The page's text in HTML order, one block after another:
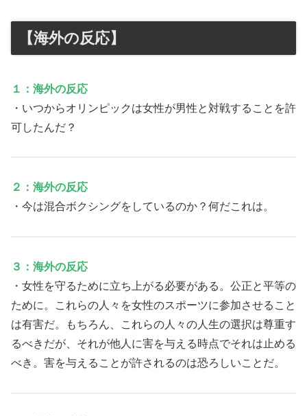
【海外の反応】
１：海外の反応
・いつからオリンピックは女性が男性と対戦することを許
可したんだ？
２：海外の反応
・今は混合ボクシングをしているのか？何だこれは。
３：海外の反応
・女性を守るために立ち上がる必要がある。公正と平等の
ために。これらの人々を女性のスポーツに参加させること
は有害だ。もちろん、これらの人々の人生の選択は尊重す
るべきだが、それが他人に害を与える時点でそれは止める
べき。害を与えることが許されるのは恐ろしいことだ。